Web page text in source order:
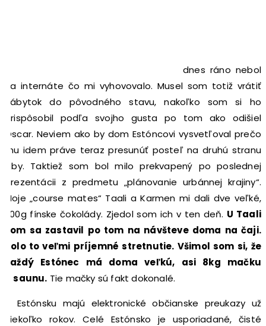
dnes ráno nebol
na internáte čo mi vyhovovalo. Musel som totiž vrátiť
nábytok do pôvodného stavu, nakoľko som si ho
prispôsobil podľa svojho gusta po tom ako odišiel
Oscar. Neviem ako by dom Estóncovi vysvetľoval prečo
mu idem práve teraz presunúť posteľ na druhú stranu
izby. Taktiež som bol milo prekvapený po poslednej
prezentácii z predmetu „plánovanie urbánnej krajiny“.
Moje „course mates“ Taali a Karmen mi dali dve veľké,
200g fínske čokolády. Zjedol som ich v ten deň. U Taali
som sa zastavil po tom na návšteve doma na čaji.
Bolo to veľmi príjemné stretnutie. Všimol som si, že
každý Estónec má doma veľkú, asi 8kg mačku
a saunu. Tie mačky sú fakt dokonalé.
V Estónsku majú elektronické občianske preukazy už
niekoľko rokov. Celé Estónsko je usporiadané, čisté